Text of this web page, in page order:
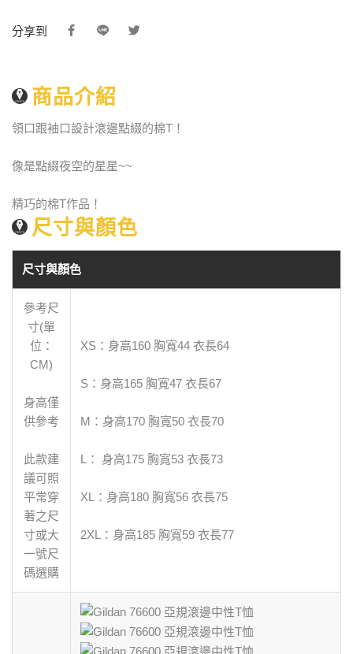
分享到
商品介紹
領口跟袖口設計滾邊點綴的棉T！
像是點綴夜空的星星~~
精巧的棉T作品！
尺寸與顏色
尺寸與顏色
參考尺
寸(單
位：
CM)
身高僅
供參考
此款建
議可照
平常穿
著之尺
寸或大
一號尺
碼選購
XS：身高160 胸寬44 衣長64
S：身高165 胸寬47 衣長67
M：身高170 胸寬50 衣長70
L： 身高175 胸寬53 衣長73
XL：身高180 胸寬56 衣長75
2XL：身高185 胸寬59 衣長77